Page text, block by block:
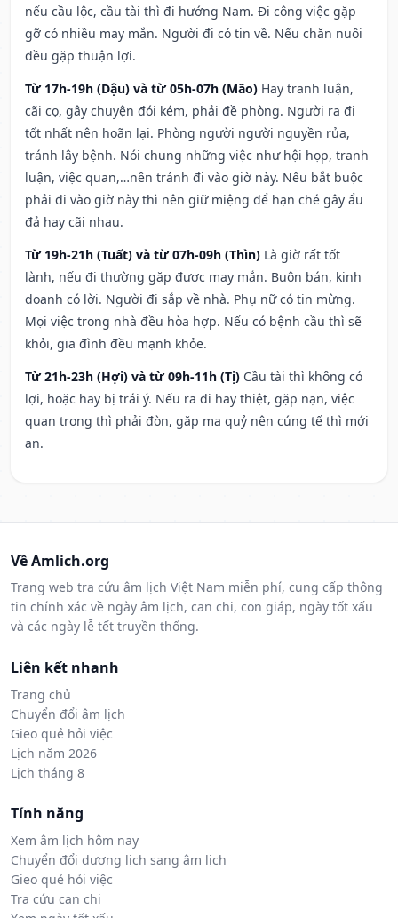
nếu cầu lộc, cầu tài thì đi hướng Nam. Đi công việc gặp
gỡ có nhiều may mắn. Người đi có tin về. Nếu chăn nuôi
đều gặp thuận lợi.
Từ 17h-19h (Dậu) và từ 05h-07h (Mão) Hay tranh luận,
cãi cọ, gây chuyện đói kém, phải đề phòng. Người ra đi
tốt nhất nên hoãn lại. Phòng người người nguyền rủa,
tránh lây bệnh. Nói chung những việc như hội họp, tranh
luận, việc quan,…nên tránh đi vào giờ này. Nếu bắt buộc
phải đi vào giờ này thì nên giữ miệng để hạn ché gây ẩu
đả hay cãi nhau.
Từ 19h-21h (Tuất) và từ 07h-09h (Thìn) Là giờ rất tốt
lành, nếu đi thường gặp được may mắn. Buôn bán, kinh
doanh có lời. Người đi sắp về nhà. Phụ nữ có tin mừng.
Mọi việc trong nhà đều hòa hợp. Nếu có bệnh cầu thì sẽ
khỏi, gia đình đều mạnh khỏe.
Từ 21h-23h (Hợi) và từ 09h-11h (Tị) Cầu tài thì không có
lợi, hoặc hay bị trái ý. Nếu ra đi hay thiệt, gặp nạn, việc
quan trọng thì phải đòn, gặp ma quỷ nên cúng tế thì mới
an.
Về Amlich.org
Trang web tra cứu âm lịch Việt Nam miễn phí, cung cấp thông
tin chính xác về ngày âm lịch, can chi, con giáp, ngày tốt xấu
và các ngày lễ tết truyền thống.
Liên kết nhanh
Trang chủ
Chuyển đổi âm lịch
Gieo quẻ hỏi việc
Lịch năm 2026
Lịch tháng 8
Tính năng
Xem âm lịch hôm nay
Chuyển đổi dương lịch sang âm lịch
Gieo quẻ hỏi việc
Tra cứu can chi